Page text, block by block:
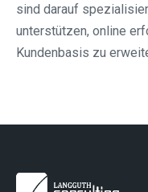
sind darauf
unterstützen, online
Kundenbasis zu